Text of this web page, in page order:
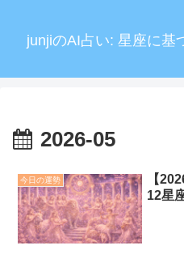
junjiのAI占い: 星座に基
2026-05
今日の運勢
【
12星